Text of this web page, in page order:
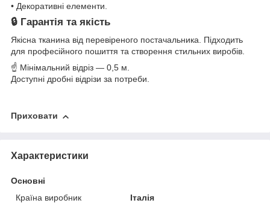
• Декоративні елементи.
🔒 Гарантія та якість
Якісна тканина від перевіреного постачальника. Підходить
для професійного пошиття та створення стильних виробів.
☝ Мінімальний відріз — 0,5 м.
Доступні дробні відрізи за потреби.
Приховати
Характеристики
Основні
Країна виробник
Італія